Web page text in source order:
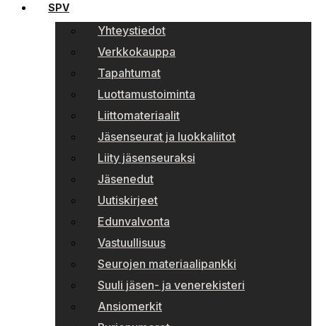
SPV
Yhteystiedot
Verkkokauppa
Tapahtumat
Luottamustoiminta
Liittomateriaalit
Jäsenseurat ja luokkaliitot
Liity jäsenseuraksi
Jäsenedut
Uutiskirjeet
Edunvalvonta
Vastuullisuus
Seurojen materiaalipankki
Suuli jäsen- ja venerekisteri
Ansiomerkit